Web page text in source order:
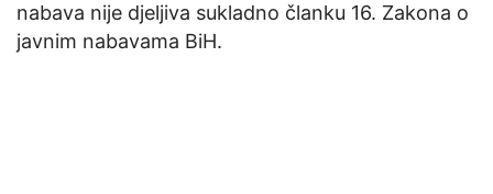
nabava nije djeljiva sukladno članku 16. Zakona o
javnim nabavama BiH.